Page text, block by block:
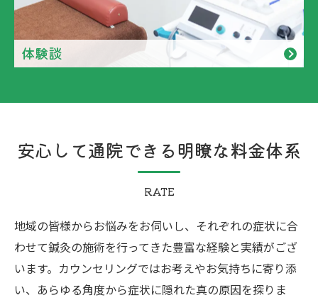
体験談
安心して通院できる明瞭な料金体系
RATE
地域の皆様からお悩みをお伺いし、それぞれの症状に合
わせて鍼灸の施術を行ってきた豊富な経験と実績がござ
います。カウンセリングではお考えやお気持ちに寄り添
い、あらゆる角度から症状に隠れた真の原因を探りま